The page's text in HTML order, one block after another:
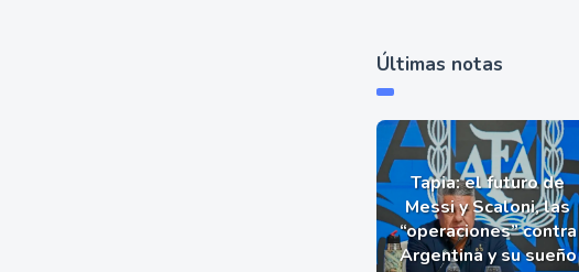
Últimas notas
Tapia: el futuro de
Messi y Scaloni, las
“operaciones” contra
Argentina y su sueño